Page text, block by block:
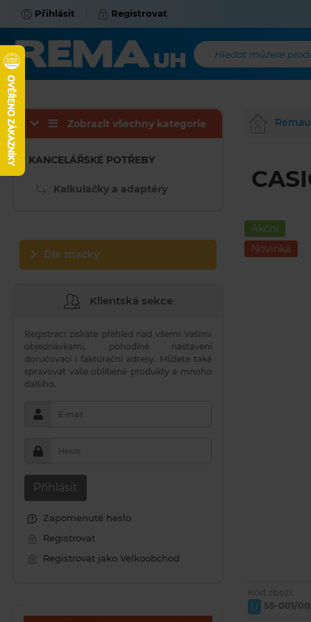
Přihlásit Registrovat
Hledat můžete
Akční
Novinka
Kód zboží:
U 55-001/
Zobrazit všechny kategorie
KANCELÁŘSKÉ POTŘEBY
Kalkulačky a adaptéry
Dle značky
Klientská sekce
Registrací získáte přehled nad všemi Vašimi
objednávkami, pohodlné nastavení
doručovací i fakturační adresy. Můžete také
spravovat vaše oblíbené produkty a mnoho
dalšího.
E-mail
Heslo
Přihlásit
Zapomenuté heslo
Registrovat
Registrovat jako Velkoobchod